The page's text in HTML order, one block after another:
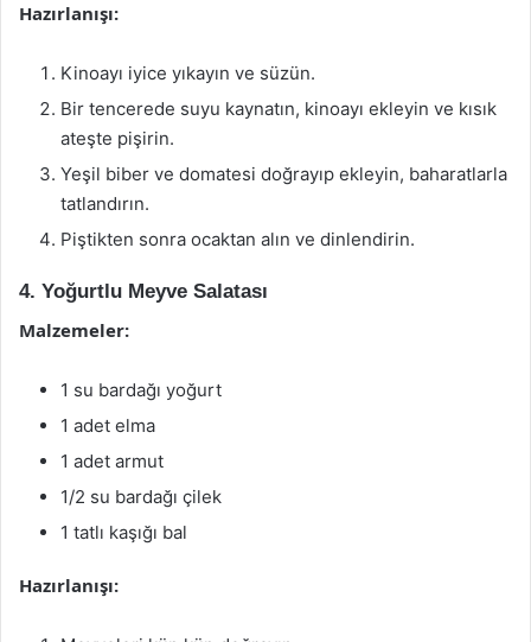
Hazırlanışı:
Kinoayı iyice yıkayın ve süzün.
Bir tencerede suyu kaynatın, kinoayı ekleyin ve kısık
ateşte pişirin.
Yeşil biber ve domatesi doğrayıp ekleyin, baharatlarla
tatlandırın.
Piştikten sonra ocaktan alın ve dinlendirin.
4. Yoğurtlu Meyve Salatası
Malzemeler:
1 su bardağı yoğurt
1 adet elma
1 adet armut
1/2 su bardağı çilek
1 tatlı kaşığı bal
Hazırlanışı: